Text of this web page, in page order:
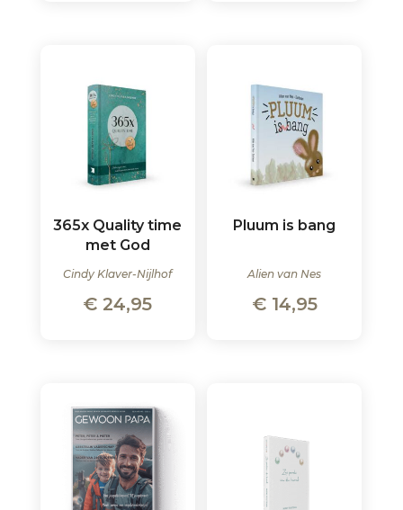
365x Quality time
met God
Cindy Klaver-Nijlhof
€ 24,95
Pluum is bang
Alien van Nes
€14,95